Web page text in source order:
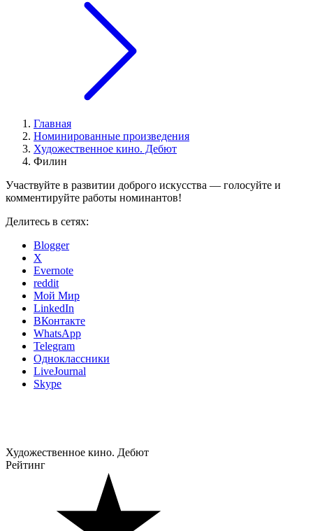
Главная
Номинированные произведения
Художественное кино. Дебют
Филин
Участвуйте в развитии доброго искусства — голосуйте и
комментируйте работы номинантов!
Делитесь в сетях:
Blogger
X
Evernote
reddit
Мой Мир
LinkedIn
ВКонтакте
WhatsApp
Telegram
Одноклассники
LiveJournal
Skype
Художественное кино. Дебют
Рейтинг